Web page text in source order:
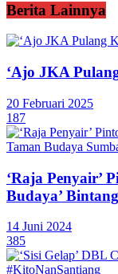
Berita Lainnya
‘Ajo JKA
20 Februari 2025
187
‘Raja Penyair’
Budaya’
14 Juni 2024
385